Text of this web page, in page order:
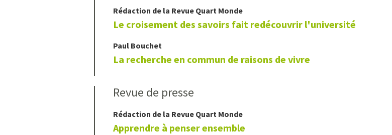
Rédaction de la Revue Quart Monde
Le croisement des savoirs fait redécouvrir l'université
Paul Bouchet
La recherche en commun de raisons de vivre
Revue de presse
Rédaction de la Revue Quart Monde
Apprendre à penser ensemble